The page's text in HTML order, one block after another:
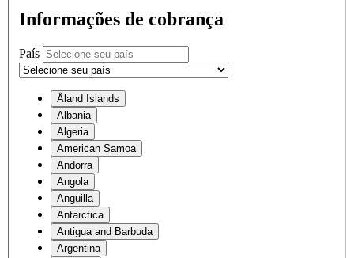
Informações de cobrança
País
Åland Islands
Albania
Algeria
American Samoa
Andorra
Angola
Anguilla
Antarctica
Antigua and Barbuda
Argentina